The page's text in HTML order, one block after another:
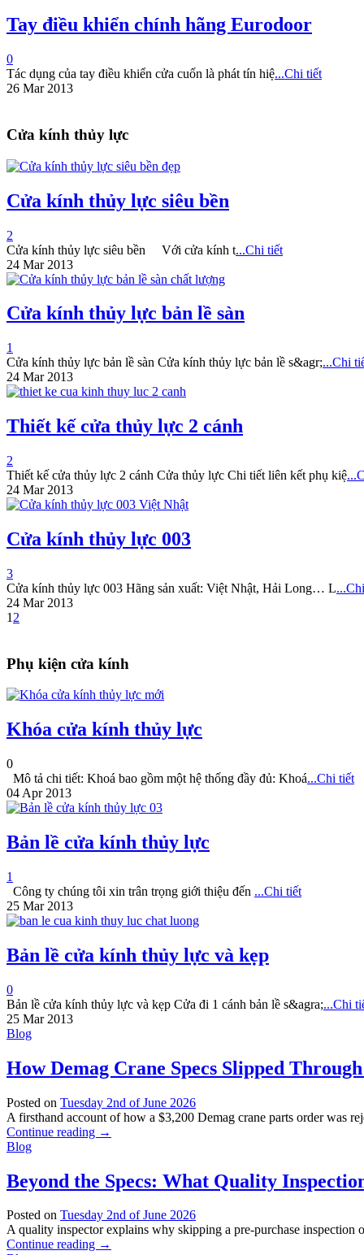
Tay điều khiển chính hãng Eurodoor
0
Tác dụng của tay điều khiển cửa cuốn là phát tín hiệ...Chi tiết
26 Mar 2013
Cửa kính thủy lực
Cửa kính thủy lực siêu bền
2
Cửa kính thủy lực siêu bền Với cửa kính t...Chi tiết
24 Mar 2013
Cửa kính thủy lực bản lề sàn
1
Cửa kính thủy lực bản lề sàn Cửa kính thủy lực bản lề s&agr;...Chi
24 Mar 2013
Thiết kế cửa thủy lực 2 cánh
2
Thiết kế cửa thủy lực 2 cánh Cửa thủy lực Chi tiết liên kết phụ kiệ
24 Mar 2013
Cửa kính thủy lực 003
3
Cửa kính thủy lực 003 Hãng sản xuất: Việt Nhật, Hải Long… L
24 Mar 2013
1 2
Phụ kiện cửa kính
Khóa cửa kính thủy lực
0
Mô tả chi tiết: Khoá bao gồm một hệ thống đầy đủ: Khoá...Chi tiết
04 Apr 2013
Bản lề cửa kính thủy lực
1
Công ty chúng tôi xin trân trọng giới thiệu đến ...Chi tiết
25 Mar 2013
Bản lề cửa kính thủy lực và kẹp
0
Bản lề cửa kính thủy lực và kẹp Cửa đi 1 cánh bản lề s&agra;...Chi
25 Mar 2013
Blog
How Demag Crane Specs Slipped
Posted on Tuesday 2nd of June 2026
A firsthand account of how a $3,200 Demag crane parts order was
Continue reading →
Blog
Beyond the Specs: What Quality
Posted on Tuesday 2nd of June 2026
A quality inspector explains why skipping a pre-purchase
Continue reading →